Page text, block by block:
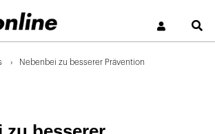
Nebenbei zu besserer Prävention